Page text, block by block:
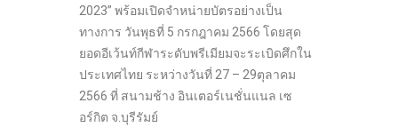
2023” พร้อมเปิดจำหน่ายบัตรอย่างเป็น
ทางการ วันพุธที่ 5 กรกฎาคม 2566 โดยสุด
ยอดอีเว้นท์กีฬาระดับพรีเมียมจะระเบิดศึกใน
ประเทศไทย ระหว่างวันที่ 27 – 29ตุลาคม
2566 ที่ สนามช้าง อินเตอร์เนชั่นแนล เซ
อร์กิต จ.บุรีรัมย์